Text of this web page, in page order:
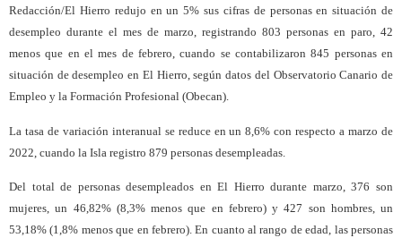
Redacción/El Hierro redujo en un 5% sus cifras de personas en situación de
desempleo durante el mes de marzo, registrando 803 personas en paro, 42
menos que en el mes de febrero, cuando se contabilizaron 845 personas en
situación de desempleo en El Hierro, según datos del Observatorio Canario de
Empleo y la Formación Profesional (Obecan).
La tasa de variación interanual se reduce en un 8,6% con respecto a marzo de
2022, cuando la Isla registro 879 personas desempleadas.
Del total de personas desempleados en El Hierro durante marzo, 376 son
mujeres, un 46,82% (8,3% menos que en febrero) y 427 son hombres, un
53,18% (1,8% menos que en febrero). En cuanto al rango de edad, las personas